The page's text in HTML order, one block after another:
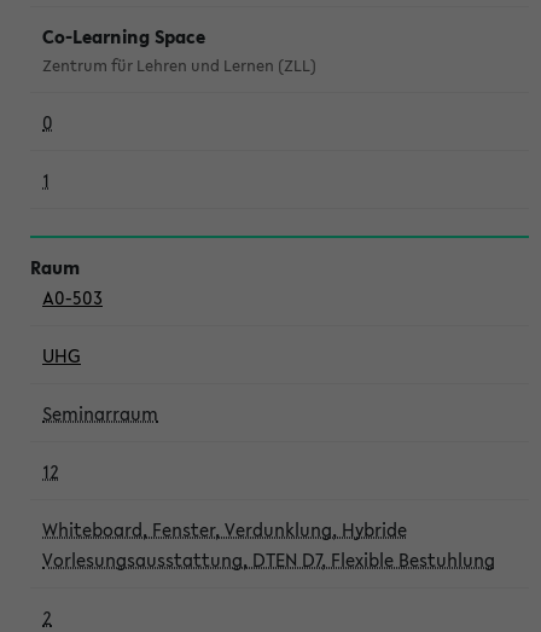
Co-Learning Space
Zentrum für Lehren und Lernen (ZLL)
0
1
A0-503
UHG
Seminarraum
12
Whiteboard, Fenster, Verdunklung, Hybride
Vorlesungsausstattung, DTEN D7, Flexible Bestuhlung
2